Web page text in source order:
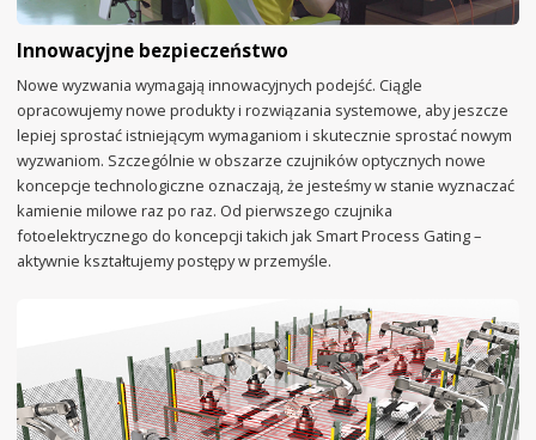
Innowacyjne bezpieczeństwo
Nowe wyzwania wymagają innowacyjnych podejść. Ciągle
opracowujemy nowe produkty i rozwiązania systemowe, aby jeszcze
lepiej sprostać istniejącym wymaganiom i skutecznie sprostać nowym
wyzwaniom. Szczególnie w obszarze czujników optycznych nowe
koncepcje technologiczne oznaczają, że jesteśmy w stanie wyznaczać
kamienie milowe raz po raz. Od pierwszego czujnika
fotoelektrycznego do koncepcji takich jak Smart Process Gating –
aktywnie kształtujemy postępy w przemyśle.